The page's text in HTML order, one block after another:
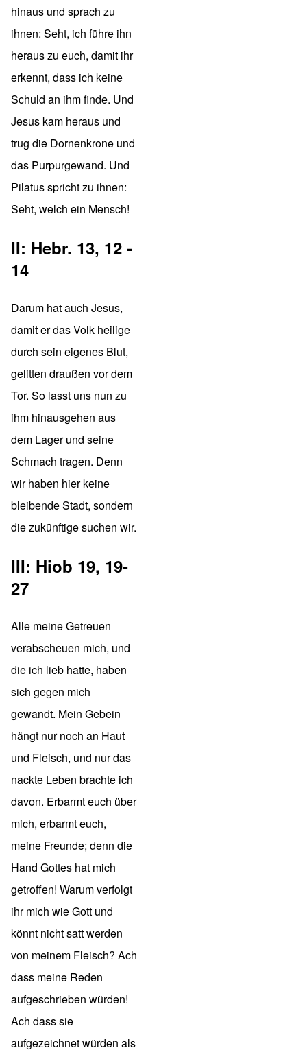
hinaus und sprach zu
ihnen: Seht, ich führe ihn
heraus zu euch, damit ihr
erkennt, dass ich keine
Schuld an ihm finde. Und
Jesus kam heraus und
trug die Dornenkrone und
das Purpurgewand. Und
Pilatus spricht zu ihnen:
Seht, welch ein Mensch!
II: Hebr. 13, 12 -
14
Darum hat auch Jesus,
damit er das Volk heilige
durch sein eigenes Blut,
gelitten draußen vor dem
Tor. So lasst uns nun zu
ihm hinausgehen aus
dem Lager und seine
Schmach tragen. Denn
wir haben hier keine
bleibende Stadt, sondern
die zukünftige suchen wir.
III: Hiob 19, 19-
27
Alle meine Getreuen
verabscheuen mich, und
die ich lieb hatte, haben
sich gegen mich
gewandt. Mein Gebein
hängt nur noch an Haut
und Fleisch, und nur das
nackte Leben brachte ich
davon. Erbarmt euch über
mich, erbarmt euch,
meine Freunde; denn die
Hand Gottes hat mich
getroffen! Warum verfolgt
ihr mich wie Gott und
könnt nicht satt werden
von meinem Fleisch? Ach
dass meine Reden
aufgeschrieben würden!
Ach dass sie
aufgezeichnet würden als